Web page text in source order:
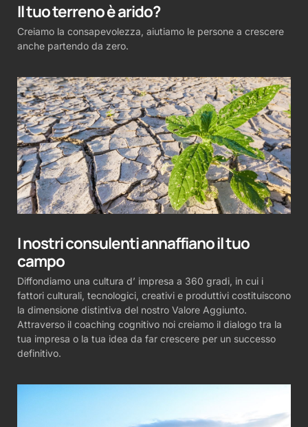
Il tuo terreno è arido?
Creiamo la consapevolezza, aiutiamo le persone a crescere
anche partendo da zero.
I nostri consulenti annaffiano il tuo
campo
Diffondiamo una cultura d’ impresa a 360 gradi, in cui i
fattori culturali, tecnologici, creativi e produttivi costituiscono
la dimensione distintiva del nostro Valore Aggiunto.
Attraverso il coaching cognitivo noi creiamo il dialogo tra la
tua impresa o la tua idea da far crescere per un successo
definitivo.